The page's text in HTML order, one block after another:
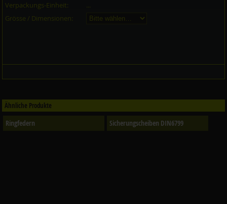
Verpackungs-Einheit:
...
Grösse / Dimensionen:
Ähnliche Produkte
Ringfedern Sicherungscheiben DIN6799